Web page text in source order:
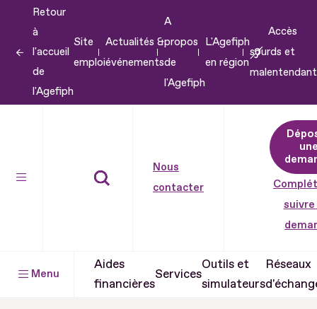
contenu
Retour
à
l'accueil
de
l'Agefiph
Site
emploi
Actualités &
événements
A
propos
de
l'Agefiph
L'Agefiph
en région
Accès
sourds et
Nous
contacter
suivre
Menu
Aides
financières
Services
Outils et
simulateurs
Réseaux